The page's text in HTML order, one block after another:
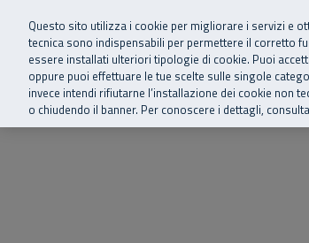
Vai al menu principale
Vai al contenuto principale
Vai al Footer
SuperAbile - il Contact Center Inail per il
Home Chi siamo
Questo sito utilizza i cookie per migliorare i servizi e
tecnica sono indispensabili per permettere il corretto
essere installati ulteriori tipologie di cookie. Puoi
oppure puoi effettuare le tue scelte sulle singole
invece intendi rifiutarne l’installazione dei cookie non
o chiudendo il banner. Per conoscere i dettagli,